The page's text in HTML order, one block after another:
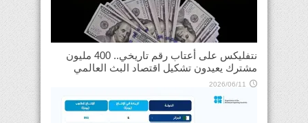
نتفليكس على أعتاب رقم تاريخي.. 400 مليون
مشترك يعيدون تشكيل اقتصاد البث العالمي
2026/06/11